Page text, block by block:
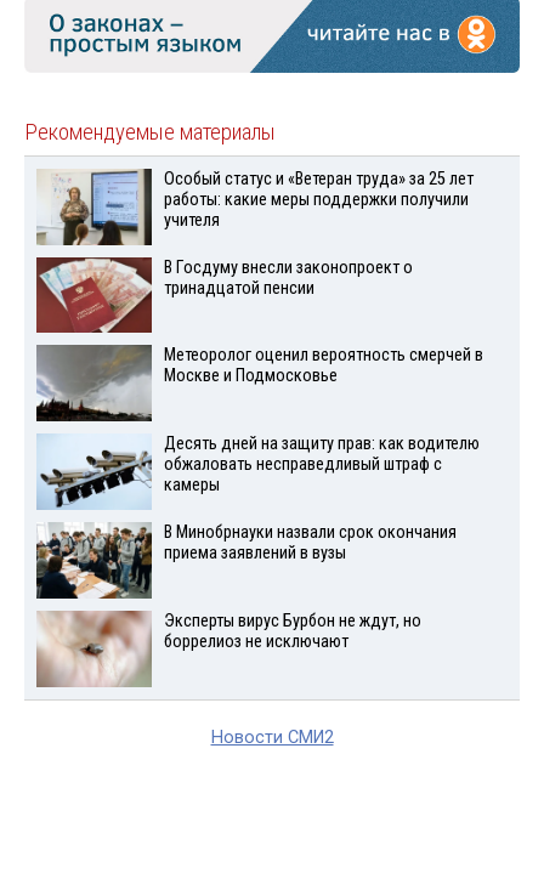
Рекомендуемые материалы
Особый статус и «Ветеран труда» за 25 лет
работы: какие меры поддержки получили
учителя
В Госдуму внесли законопроект о
тринадцатой пенсии
Метеоролог оценил вероятность смерчей в
Москве и Подмосковье
Десять дней на защиту прав: как водителю
обжаловать несправедливый штраф с
камеры
В Минобрнауки назвали срок окончания
приема заявлений в вузы
Эксперты вирус Бурбон не ждут, но
боррелиоз не исключают
Новости СМИ2